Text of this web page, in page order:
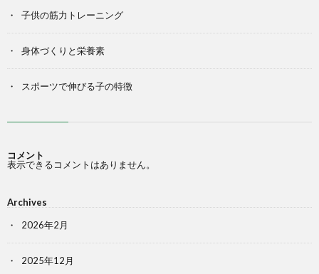
子供の筋力トレーニング
身体づくりと栄養素
スポーツで伸びる子の特徴
コメント
表示できるコメントはありません。
Archives
2026年2月
2025年12月